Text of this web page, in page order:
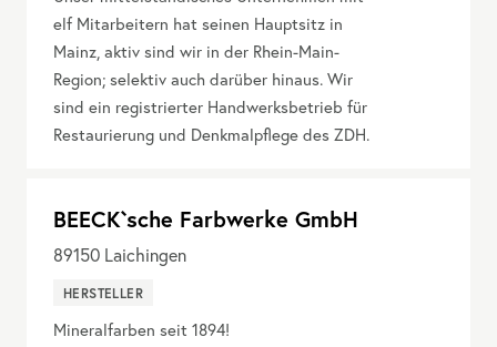
elf Mitarbeitern hat seinen Hauptsitz in
Mainz, aktiv sind wir in der Rhein-Main-
Region; selektiv auch darüber hinaus. Wir
sind ein registrierter Handwerksbetrieb für
Restaurierung und Denkmalpflege des ZDH.
BEECK`sche Farbwerke GmbH
89150 Laichingen
HERSTELLER
Mineralfarben seit 1894!